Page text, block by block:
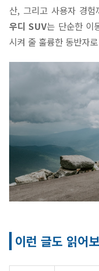
산, 그리고 사용자 경
우디 SUV는 단순한 이
시켜 줄 훌륭한 동반자
이런 글도 읽어